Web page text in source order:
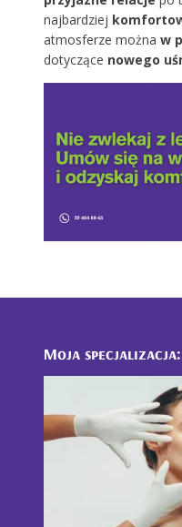
najbardziej
atmosferze możnaw
dotyczące nowego
Moja specjalizacja: